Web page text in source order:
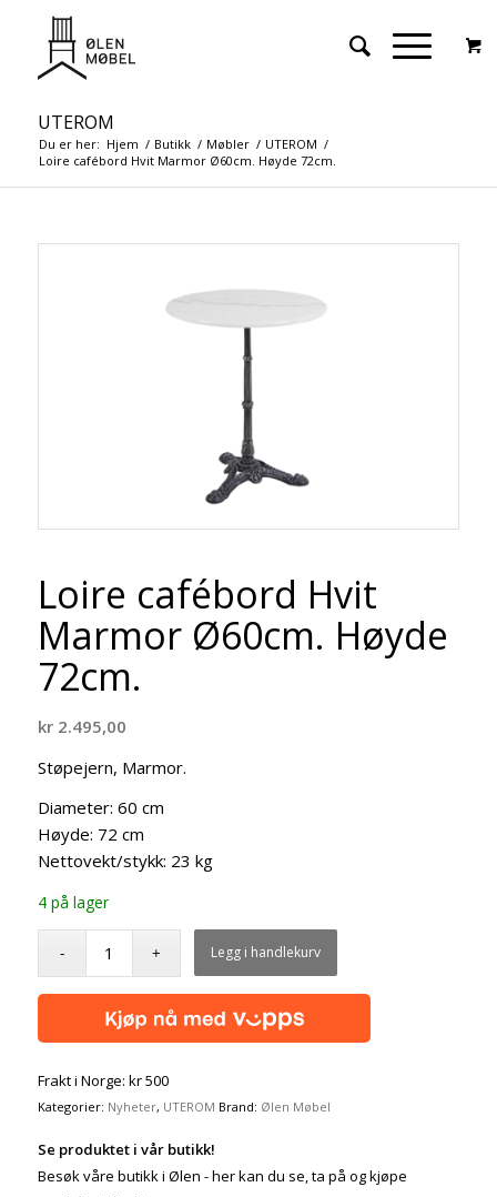
UTEROM
Du er her: Hjem / Butikk / Møbler / UTEROM /
Loire cafébord Hvit Marmor Ø60cm. Høyde 72cm.
Loire cafébord Hvit
Marmor Ø60cm. Høyde
72cm.
kr2.495,00
Støpejern, Marmor.
Diameter: 60 cm
Høyde: 72 cm
Nettovekt/stykk: 23 kg
4 på lager
Legg i handlekurv
Frakt i Norge: kr 500
Kategorier: Nyheter, UTEROM Brand: Ølen Møbel
Se produktet i vår butikk!
Besøk våre butikk i Ølen - her kan du se, ta på og kjøpe